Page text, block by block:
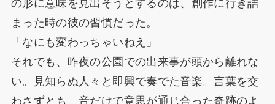
の形に意味を見出そうとするのは、創作に行き詰
まった時の彼の習慣だった。
「なにも変わっちゃいねえ」
それでも、昨夜の公園での出来事が頭から離れな
い。見知らぬ人々と即興で奏でた音楽。言葉を交
わさずとも、音だけで意思が通じ合った奇跡のよ